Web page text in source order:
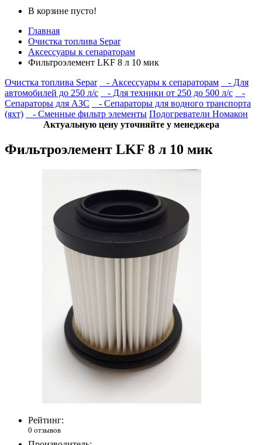
В корзине пусто!
Главная
Очистка топлива Separ
Аксессуары к сепараторам
Фильтроэлемент LKF 8 л 10 мик
Очистка топлива Separ
- Аксессуары к сепараторам
- Для
автомобилей до 250 л/с
- Для техники от 250 до 500 л/с
-
Сепараторы для АЗС
- Сепараторы для водного транспорта
(яхт)
- Сменные фильтр элементы Подогреватели Номакон
Актуальную цену уточняйте у менеджера
Фильтроэлемент LKF 8 л 10 мик
Рейтинг:
0 отзывов